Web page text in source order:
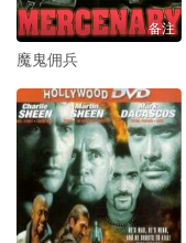
备注
魔鬼佣兵